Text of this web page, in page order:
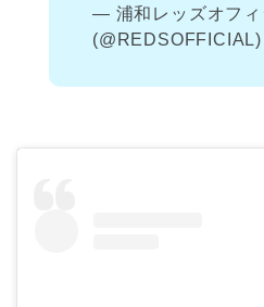
— 浦和レッズオフィ
(@REDSOFFICIAL)